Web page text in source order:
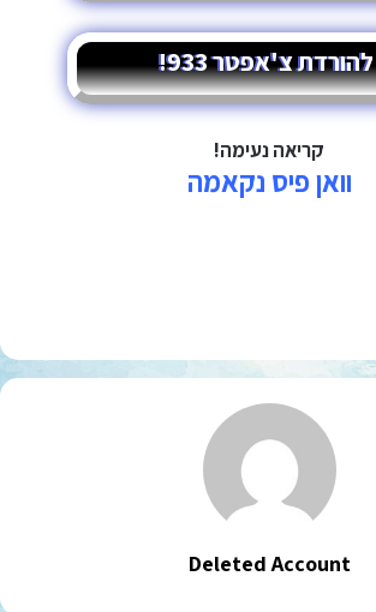
להורדת צ'אפטר 933!
קריאה נעימה!
וואן פיס נקאמה
Deleted Account